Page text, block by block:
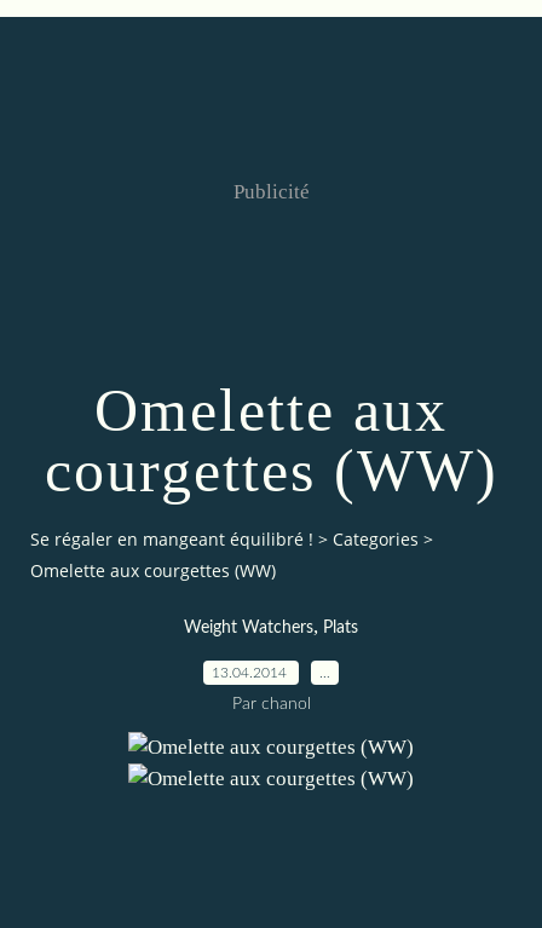
Publicité
Omelette aux
courgettes (WW)
Se régaler en mangeant équilibré ! > Categories >
Omelette aux courgettes (WW)
Weight Watchers, Plats
13.04.2014
Par chanol